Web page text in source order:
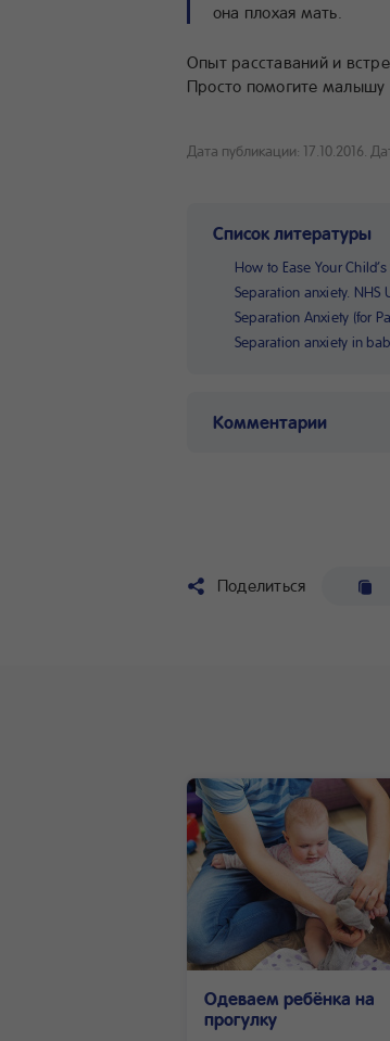
она плохая мать.
Опыт расставаний и
Просто помогите малышу
Дата публикации: 17.10.2016.
Список литературы
How to Ease Your
Separation anxiety. NHS
Separation Anxiety (for
Separation anxiety in
Комментарии
Поделиться
Одеваем ребёнка на
прогулку